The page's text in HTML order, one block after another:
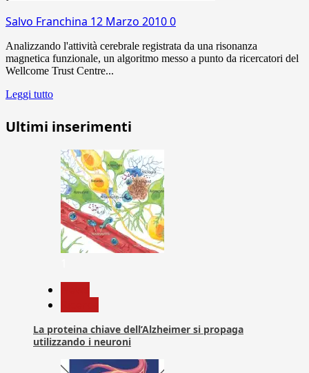
Salvo Franchina 12 Marzo 20100
Analizzando l'attività cerebrale registrata da una risonanza
magnetica funzionale, un algoritmo messo a punto da ricercatori del
Wellcome Trust Centre...
Leggi tutto
Ultimi inserimenti
La proteina chiave dell’Alzheimer si propaga
utilizzando i neuroni